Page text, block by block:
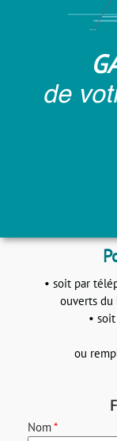
de
• soit par
ouverts du
• soit
ou remplir
Nom*